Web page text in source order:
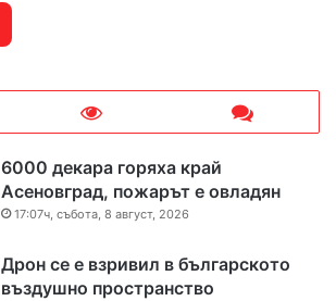
6000 декара горяха край
Асеновград, пожарът е овладян
17:07ч, събота, 8 август, 2026
Дрон се е взривил в българското
въздушно пространство